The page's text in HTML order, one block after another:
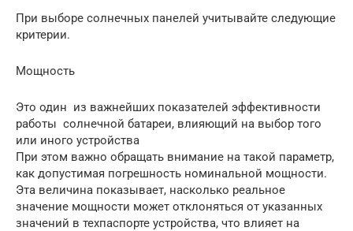
При выборе солнечных панелей учитывайте следующие
критерии.
Мощность
Это один из важнейших показателей эффективности
работы солнечной батареи, влияющий на выбор того
или иного устройства
При этом важно обращать внимание на такой параметр,
как допустимая погрешность номинальной мощности.
Эта величина показывает, насколько реальное
значение мощности может отклоняться от указанных
значений в техпаспорте устройства, что влияет на